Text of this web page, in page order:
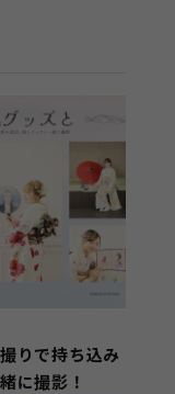
りで持ち込み
に撮影！